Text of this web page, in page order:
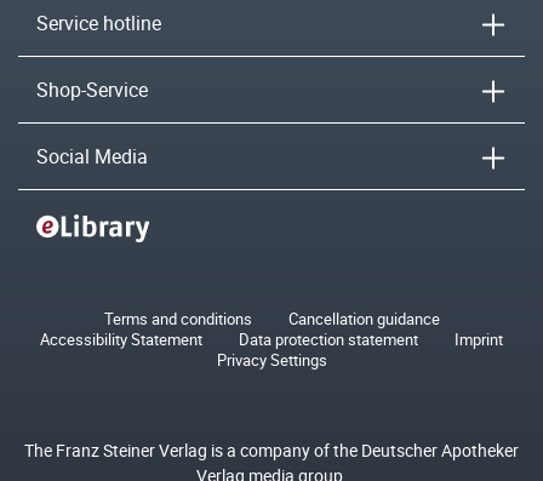
Service hotline
Shop-Service
Social Media
Terms and conditions
Cancellation guidance
Accessibility Statement
Data protection statement
Imprint
Privacy Settings
The Franz Steiner Verlag is a company of the Deutscher Apotheker
Verlag media group.